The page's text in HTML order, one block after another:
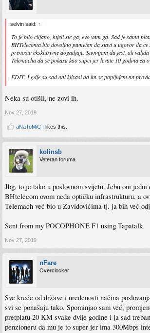
selvin said: ↑
To je bilo ciljano, htjeli ste ga, evo vam ga. Sad je samo
BHTelecoma bio dovoljno pametan da stavi u ugovor da
prenositi ekskluzivne dogadjaje. Sumnjam da jest, ali
Telemacha da se pokazu kao supci jer levate 10 godina za
EDIT: I gdje su sad oni klixasi da im se popljujem na
Neka su otišli, ne zovi ih.
Nov 27, 2019
aNaToMiC ! likes this.
kolinsb
Veteran foruma
Jbg, to je tako u poslovnom svijetu. Jebu oni jedni
BHtelecom ovom neda optičku infrastrukturu, a
Telemach već bio u Zavidovićima tj. ja bih već
Sent from my POCOPHONE F1 using Tapatalk
Nov 27, 2019
nFare
Overclocker
Sve kreće od države i uređenosti načina
svi se ponašaju tako. Spominjao sam već,
pretplatu 20 KM svake dvije godine i ja sad
penzioneru da mu je to super jer ima 300Mbps